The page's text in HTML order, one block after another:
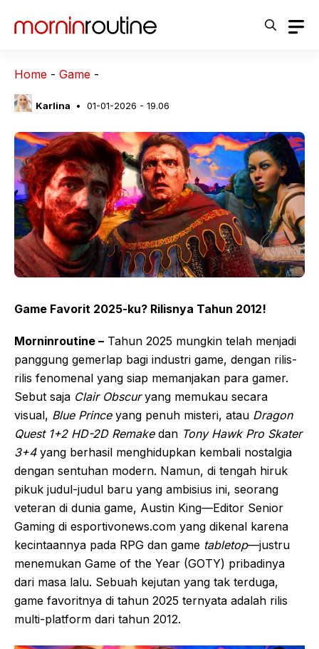
Home - Game -
Karlina 01-01-2026 - 19.06
Game Favorit 2025-ku? Rilisnya Tahun 2012!
Morninroutine – Tahun 2025 mungkin telah menjadi
panggung gemerlap bagi industri game, dengan rilis-
rilis fenomenal yang siap memanjakan para gamer.
Sebut saja Clair Obscuryang memukau secara
visual, Blue Princeyang penuh misteri, atau Dragon
Quest 1+2 HD-2D Remakedan Tony Hawk Pro Skater
3+4yang berhasil menghidupkan kembali nostalgia
dengan sentuhan modern. Namun, di tengah hiruk
pikuk judul-judul baru yang ambisius ini, seorang
veteran di dunia game, Austin King—Editor Senior
Gaming di esportivonews.com yang dikenal karena
kecintaannya pada RPG dan game tabletop—justru
menemukan Game of the Year (GOTY) pribadinya
dari masa lalu. Sebuah kejutan yang tak terduga,
game favoritnya di tahun 2025 ternyata adalah rilis
multi-platform dari tahun 2012.